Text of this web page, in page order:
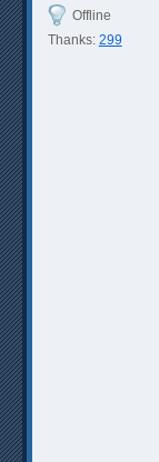
Offline
Thanks: 299